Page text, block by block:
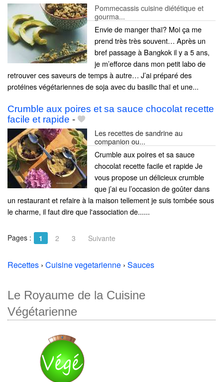
Pommecassis cuisine diététique et
gourma...
Envie de manger thaï? Moi ça me
prend très très souvent… Après un
bref passage à Bangkok il y a 5 ans,
je m’efforce dans mon petit labo de
retrouver ces saveurs de temps à autre… J’ai préparé des
protéines végétariennes de soja avec du basilic thaï et une...
Crumble aux poires et sa sauce chocolat recette
facile et rapide -
Les recettes de sandrine au
companion ou...
Crumble aux poires et sa sauce
chocolat recette facile et rapide Je
vous propose un délicieux crumble
que j’ai eu l’occasion de goûter dans
un restaurant et refaire à la maison tellement je suis tombée sous
le charme, il faut dire que l'association de......
Pages : 1 2 3 Suivante
Recettes › Cuisine vegetarienne › Sauces
Le Royaume de la Cuisine
Végétarienne